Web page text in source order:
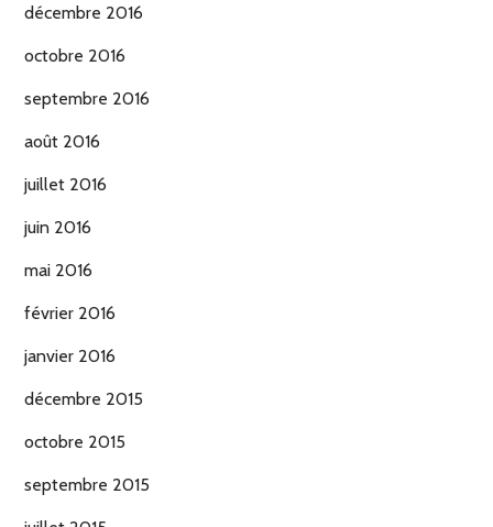
décembre 2016
octobre 2016
septembre 2016
août 2016
juillet 2016
juin 2016
mai 2016
février 2016
janvier 2016
décembre 2015
octobre 2015
septembre 2015